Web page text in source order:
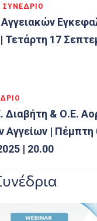
Τετάρτη 17
Διαβήτη & Ο.Ε.
Αγγείων | Πέμπτη
| 20.00